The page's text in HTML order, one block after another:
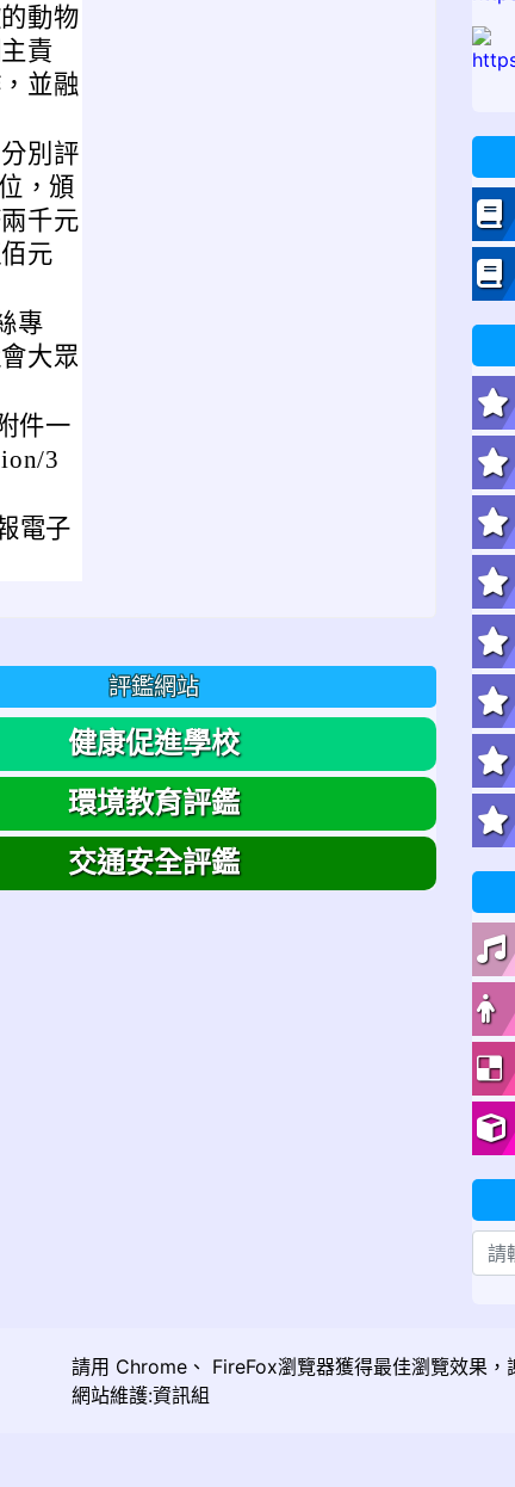
動物
責
並融
別評
，頒
千元
元
專
大眾
件一
3
電子
評鑑網站
健康促進學校
環境教育評鑑
交通安全評鑑
請用 Chrome 、 FireFox瀏覽器獲得最佳瀏覽效果，
網站維護:資訊組